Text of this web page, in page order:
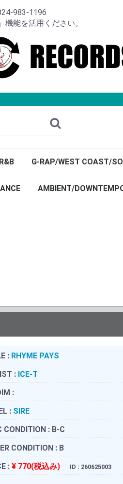
983-1196
能を活用ください。
G-RAP/WEST COAST/
AMBIENT/
: RHYME PAYS
: ICE-T
:
: SIRE
CONDITION : B-C
CONDITION : B
: ¥ 770(税込み) ID : 260625003